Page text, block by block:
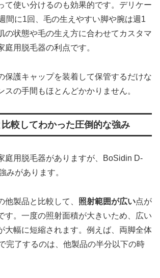
て使い分けるのも効果的です。デリケー
間に1回、毛の生えやすい脚や腕は週1
の状態や毛の生え方に合わせてカスタマ
庭用脱毛器の利点です。
保護キャップを装着して保管するだけな
スの手間もほとんどかかりません。
較してわかった圧倒的な強み
庭用脱毛器がありますが、BoSidin D-
みがあります。
他製品と比較して、 照射範囲が広い点が
す。一度の照射面積が大きいため、広い
大幅に短縮されます。例えば、両脚全体
完了するのは、他製品の半分以下の時